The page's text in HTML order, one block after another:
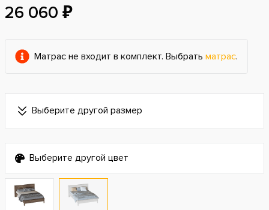
26 060 ₽
Матрас не входит в комплект. Выбрать матрас.
Выберите другой размер
Выберите другой цвет